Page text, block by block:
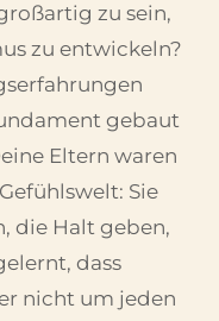
zu sein,
zu entwickeln?
gebaut
Eltern waren
Sie
die Halt geben,
dass
nicht um jeden